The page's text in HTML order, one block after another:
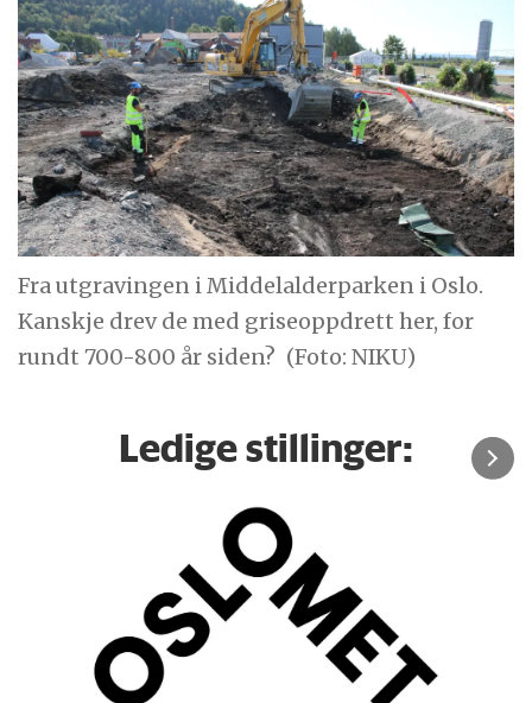
Fra utgravingen i Middelalderparken i Oslo.
Kanskje drev de med griseoppdrett her, for
rundt 700-800 år siden? (Foto: NIKU)
Ledige stillinger: